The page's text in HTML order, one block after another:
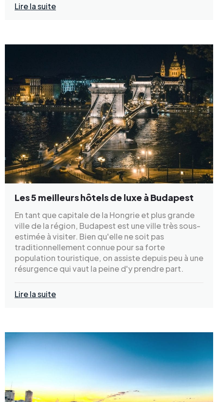
Lire la suite
Les 5 meilleurs hôtels de luxe à Budapest
En tant que capitale de la Hongrie et plus grande
ville de la région, Budapest est une ville très sous-
estimée à visiter. Bien qu'elle ne soit pas
traditionnellement connue pour sa forte
population touristique, on assiste depuis peu à une
résurgence qui vaut la peine d'y prendre part.
Lire la suite